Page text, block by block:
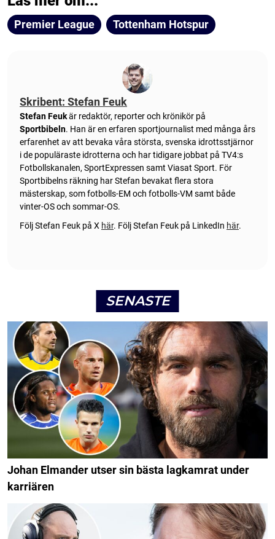
Premier League Tottenham Hotspur
Skribent: Stefan Feuk
Stefan Feukär redaktör, reporter och krönikör på
Sportbibeln. Han är en erfaren sportjournalist med många års
erfarenhet av att bevaka våra största, svenska idrottsstjärnor
i de populäraste idrotterna och har tidigare jobbat på TV4:s
Fotbollskanalen, SportExpressen samt Viasat Sport. För
Sportbibelns räkning har Stefan bevakat flera stora
mästerskap, som fotbolls-EM och fotbolls-VM samt både
vinter-OS och sommar-OS.
Följ Stefan Feuk på X här. Följ Stefan Feuk på LinkedIn här.
SENASTE
Johan Elmander utser sin bästa lagkamrat under
karriären